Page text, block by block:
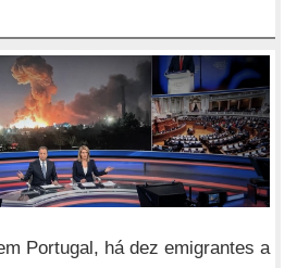
Portugal, há dez emigrantes a